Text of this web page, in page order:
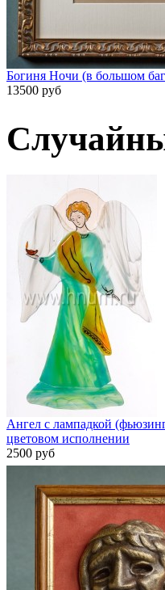
Богиня Ночи (в большом
13500 руб
Ангел с лампадкой
цветовом исполнении
2500 руб